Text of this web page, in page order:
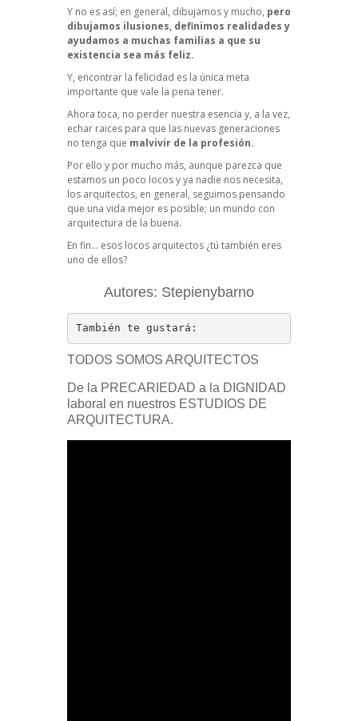
Y no es así; en general, dibujamos y mucho, pero
dibujamos ilusiones, definimos realidades y
ayudamos a muchas familias a que su
existencia sea más feliz.
Y, encontrar la felicidad es la única meta
importante que vale la pena tener.
Ahora toca, no perder nuestra esencia y, a la vez,
echar raices para que las nuevas generaciones
no tenga que malvivir de la profesión.
Por ello y por mucho más, aunque parezca que
estamos un poco locos y ya nadie nos necesita,
los arquitectos, en general, seguimos pensando
que una vida mejor es posible; un mundo con
arquitectura de la buena.
En fin… esos locos arquitectos ¿tú también eres
uno de ellos?
Autores: Stepienybarno
También te gustará:
TODOS SOMOS ARQUITECTOS
De la PRECARIEDAD a la DIGNIDAD
laboral en nuestros ESTUDIOS DE
ARQUITECTURA.